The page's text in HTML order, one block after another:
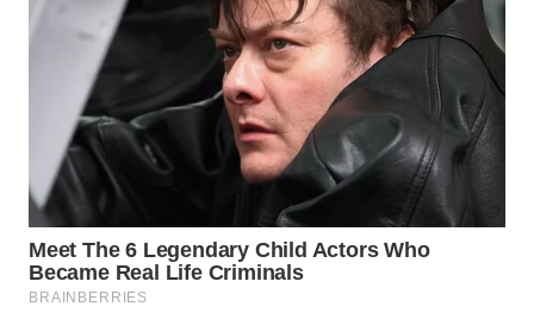
PRIANGAN
TIMUR
WN
SEMARANG
WN
SOLO